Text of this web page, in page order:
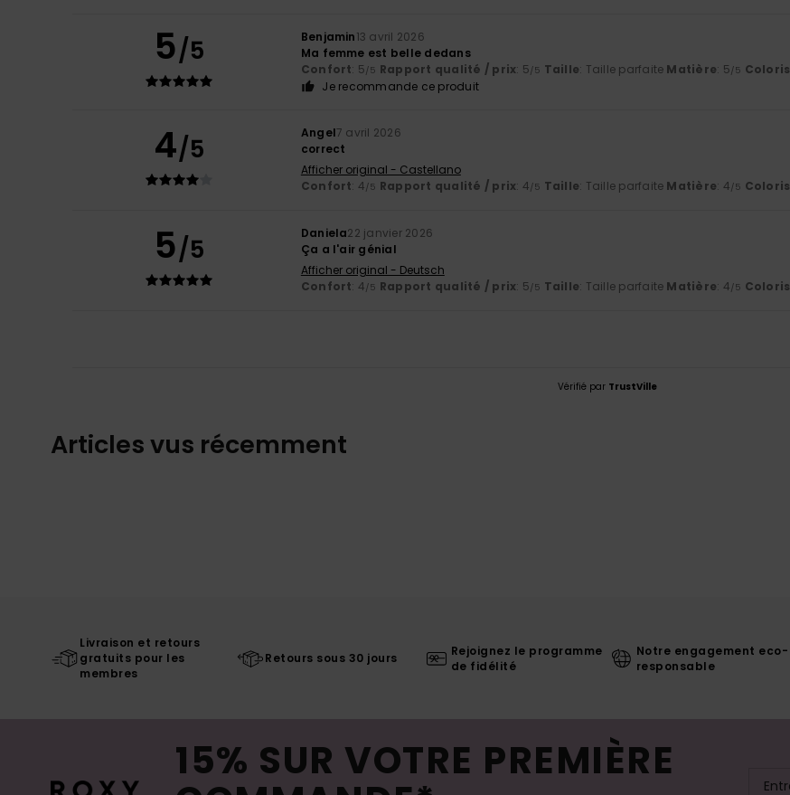
5/5 Benjamin13 avril 2026
Ma femme est belle dedans
Confort: 5/5 Rapport qualité / prix: 5/5 Taille: Taille parfaite Matière: 5/5 Coloris
Je recommande ce produit
4/5 Angel7 avril 2026
correct
Afficher original - Castellano
Confort: 4/5 Rapport qualité / prix: 4/5 Taille: Taille parfaite Matière: 4/5 Coloris
5/5 Daniela22 janvier 2026
Ça a l'air génial
Afficher original - Deutsch
Confort: 4/5 Rapport qualité / prix: 5/5 Taille: Taille parfaite Matière: 4/5 Coloris
Vérifié par TrustVille
Articles vus récemment
Livraison et retours
gratuits pour les
membres
Retours sous 30 jours
Rejoignez le programme
de fidélité
Notre engagement eco-
responsable
15% SUR VOTRE PREMIÈRE